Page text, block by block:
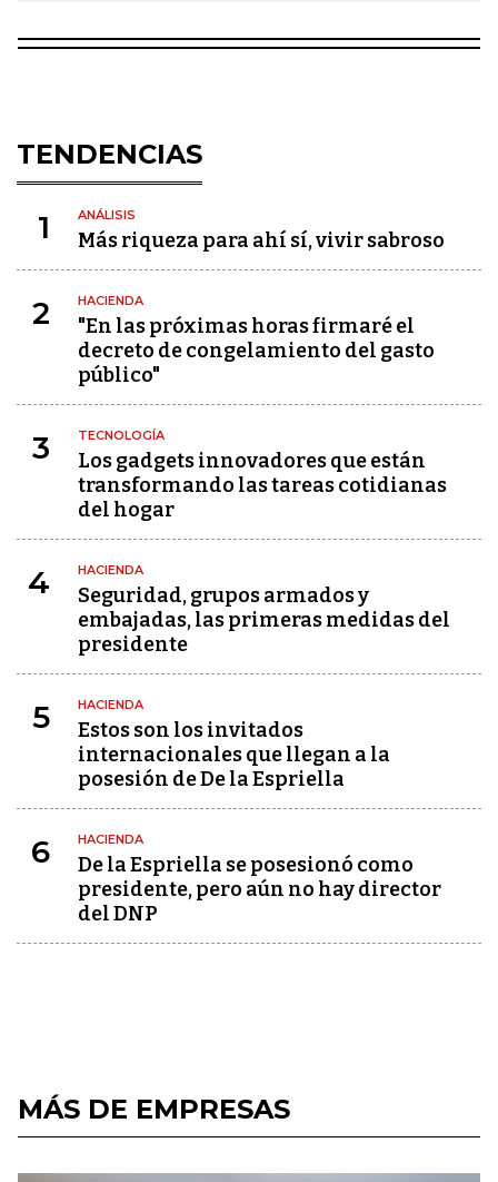
TENDENCIAS
1 ANÁLISIS
Más riqueza para ahí sí, vivir sabroso
2 HACIENDA
"En las próximas horas firmaré el
decreto de congelamiento del gasto
público"
3 TECNOLOGÍA
Los gadgets innovadores que están
transformando las tareas cotidianas
del hogar
4 HACIENDA
Seguridad, grupos armados y
embajadas, las primeras medidas del
presidente
5 HACIENDA
Estos son los invitados
internacionales que llegan a la
posesión de De la Espriella
6 HACIENDA
De la Espriella se posesionó como
presidente, pero aún no hay director
del DNP
MÁS DE EMPRESAS